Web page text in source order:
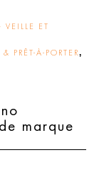
VEILLE ET
PRÊT-À-PORTER,
marque